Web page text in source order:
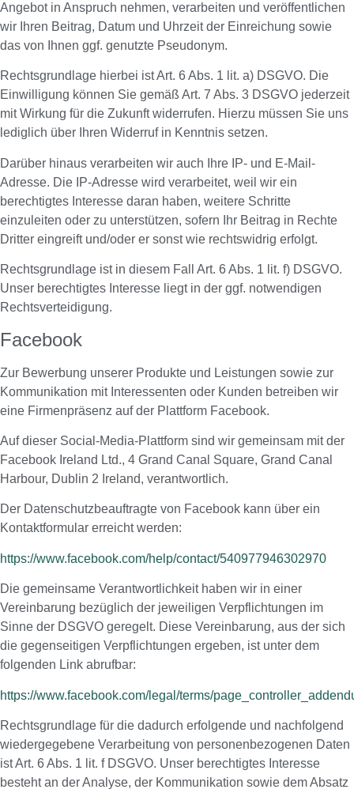
Angebot in Anspruch nehmen, verarbeiten und veröffentlichen
wir Ihren Beitrag, Datum und Uhrzeit der Einreichung sowie
das von Ihnen ggf. genutzte Pseudonym.
Rechtsgrundlage hierbei ist Art. 6 Abs. 1 lit. a) DSGVO. Die
Einwilligung können Sie gemäß Art. 7 Abs. 3 DSGVO jederzeit
mit Wirkung für die Zukunft widerrufen. Hierzu müssen Sie uns
lediglich über Ihren Widerruf in Kenntnis setzen.
Darüber hinaus verarbeiten wir auch Ihre IP- und E-Mail-
Adresse. Die IP-Adresse wird verarbeitet, weil wir ein
berechtigtes Interesse daran haben, weitere Schritte
einzuleiten oder zu unterstützen, sofern Ihr Beitrag in Rechte
Dritter eingreift und/oder er sonst wie rechtswidrig erfolgt.
Rechtsgrundlage ist in diesem Fall Art. 6 Abs. 1 lit. f) DSGVO.
Unser berechtigtes Interesse liegt in der ggf. notwendigen
Rechtsverteidigung.
Facebook
Zur Bewerbung unserer Produkte und Leistungen sowie zur
Kommunikation mit Interessenten oder Kunden betreiben wir
eine Firmenpräsenz auf der Plattform Facebook.
Auf dieser Social-Media-Plattform sind wir gemeinsam mit der
Facebook Ireland Ltd., 4 Grand Canal Square, Grand Canal
Harbour, Dublin 2 Ireland, verantwortlich.
Der Datenschutzbeauftragte von Facebook kann über ein
Kontaktformular erreicht werden:
https://www.facebook.com/help/contact/540977946302970
Die gemeinsame Verantwortlichkeit haben wir in einer
Vereinbarung bezüglich der jeweiligen Verpflichtungen im
Sinne der DSGVO geregelt. Diese Vereinbarung, aus der sich
die gegenseitigen Verpflichtungen ergeben, ist unter dem
folgenden Link abrufbar:
https://www.facebook.com/legal/terms/
Rechtsgrundlage für die dadurch erfolgende und nachfolgend
wiedergegebene Verarbeitung von personenbezogenen Daten
ist Art. 6 Abs. 1 lit. f DSGVO. Unser berechtigtes Interesse
besteht an der Analyse, der Kommunikation sowie dem Absatz